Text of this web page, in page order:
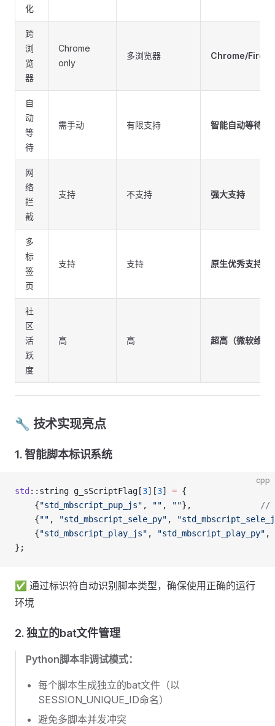
化
跨
浏
览
器
Chrome
only
多浏览器 Chrome/
自
动
等
待
需手动 有限支持 智能自动等待
网
络
拦
截
支持 不支持 强大支持
多
标
签
页
支持 支持 原生优秀支持
社
区
活
跃
度
高 高 超高（微软维护
🔧 技术实现亮点
1. 智能脚本标识系统
cpp
std ::string g_sScriptFlag[3][3] = {
    {
"std_mbscript_pup_js" , "" , ""},
//
    {
"" , "std_mbscript_sele_py" ,
    {
"std_mbscript_play_js" , "std_mbscript_play_py" ,
};
✅ 通过标识符自动识别脚本类型，确保使用正确的运行
环境
2. 独立的bat文件管理
Python脚本非调试模式：
每个脚本生成独立的bat文件（以
SESSION_UNIQUE_ID命名）
避免多脚本并发冲突